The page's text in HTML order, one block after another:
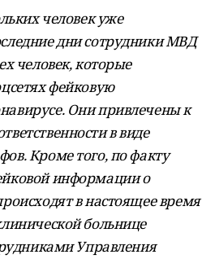
человек уже
дни сотрудники МВД
человек, которые
фейковую
Они привлечены к
в виде
Кроме того, по факту
информации о
в настоящее время
больнице
Управления